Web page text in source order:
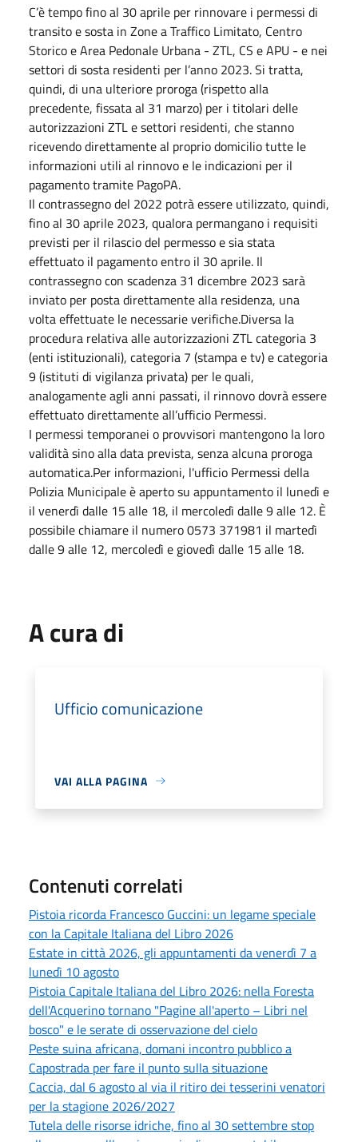
C’è tempo fino al 30 aprile per rinnovare i permessi di
transito e sosta in Zone a Traffico Limitato, Centro
Storico e Area Pedonale Urbana - ZTL, CS e APU - e nei
settori di sosta residenti per l’anno 2023. Si tratta,
quindi, di una ulteriore proroga (rispetto alla
precedente, fissata al 31 marzo) per i titolari delle
autorizzazioni ZTL e settori residenti, che stanno
ricevendo direttamente al proprio domicilio tutte le
informazioni utili al rinnovo e le indicazioni per il
pagamento tramite PagoPA.
Il contrassegno del 2022 potrà essere utilizzato, quindi,
fino al 30 aprile 2023, qualora permangano i requisiti
previsti per il rilascio del permesso e sia stata
effettuato il pagamento entro il 30 aprile. Il
contrassegno con scadenza 31 dicembre 2023 sarà
inviato per posta direttamente alla residenza, una
volta effettuate le necessarie verifiche.Diversa la
procedura relativa alle autorizzazioni ZTL categoria 3
(enti istituzionali), categoria 7 (stampa e tv) e categoria
9 (istituti di vigilanza privata) per le quali,
analogamente agli anni passati, il rinnovo dovrà essere
effettuato direttamente all’ufficio Permessi.
I permessi temporanei o provvisori mantengono la loro
validità sino alla data prevista, senza alcuna proroga
automatica.Per informazioni, l'ufficio Permessi della
Polizia Municipale è aperto su appuntamento il lunedì e
il venerdì dalle 15 alle 18, il mercoledì dalle 9 alle 12. È
possibile chiamare il numero 0573 371981 il martedì
dalle 9 alle 12, mercoledì e giovedì dalle 15 alle 18.
A cura di
Ufficio comunicazione
VAI ALLA PAGINA
Contenuti correlati
Pistoia ricorda Francesco Guccini: un legame speciale
con la Capitale Italiana del Libro 2026
Estate in città 2026, gli appuntamenti da venerdì 7 a
lunedì 10 agosto
Pistoia Capitale Italiana del Libro 2026: nella Foresta
dell'Acquerino tornano "Pagine all'aperto – Libri nel
bosco" e le serate di osservazione del cielo
Peste suina africana, domani incontro pubblico a
Capostrada per fare il punto sulla situazione
Caccia, dal 6 agosto al via il ritiro dei tesserini venatori
per la stagione 2026/2027
Tutela delle risorse idriche, fino al 30 settembre stop